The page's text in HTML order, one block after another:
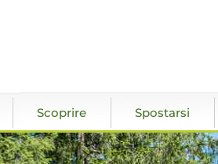
Scoprire Spostarsi